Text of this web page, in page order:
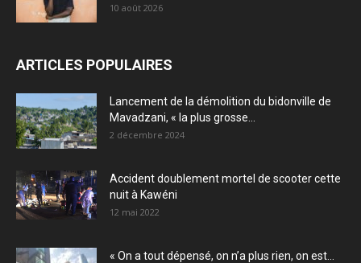
10 août 2026
ARTICLES POPULAIRES
Lancement de la démolition du bidonville de
Mavadzani, « la plus grosse...
2 décembre 2024
Accident doublement mortel de scooter cette
nuit à Kawéni
12 mai 2022
« On a tout dépensé, on n’a plus rien, on est...